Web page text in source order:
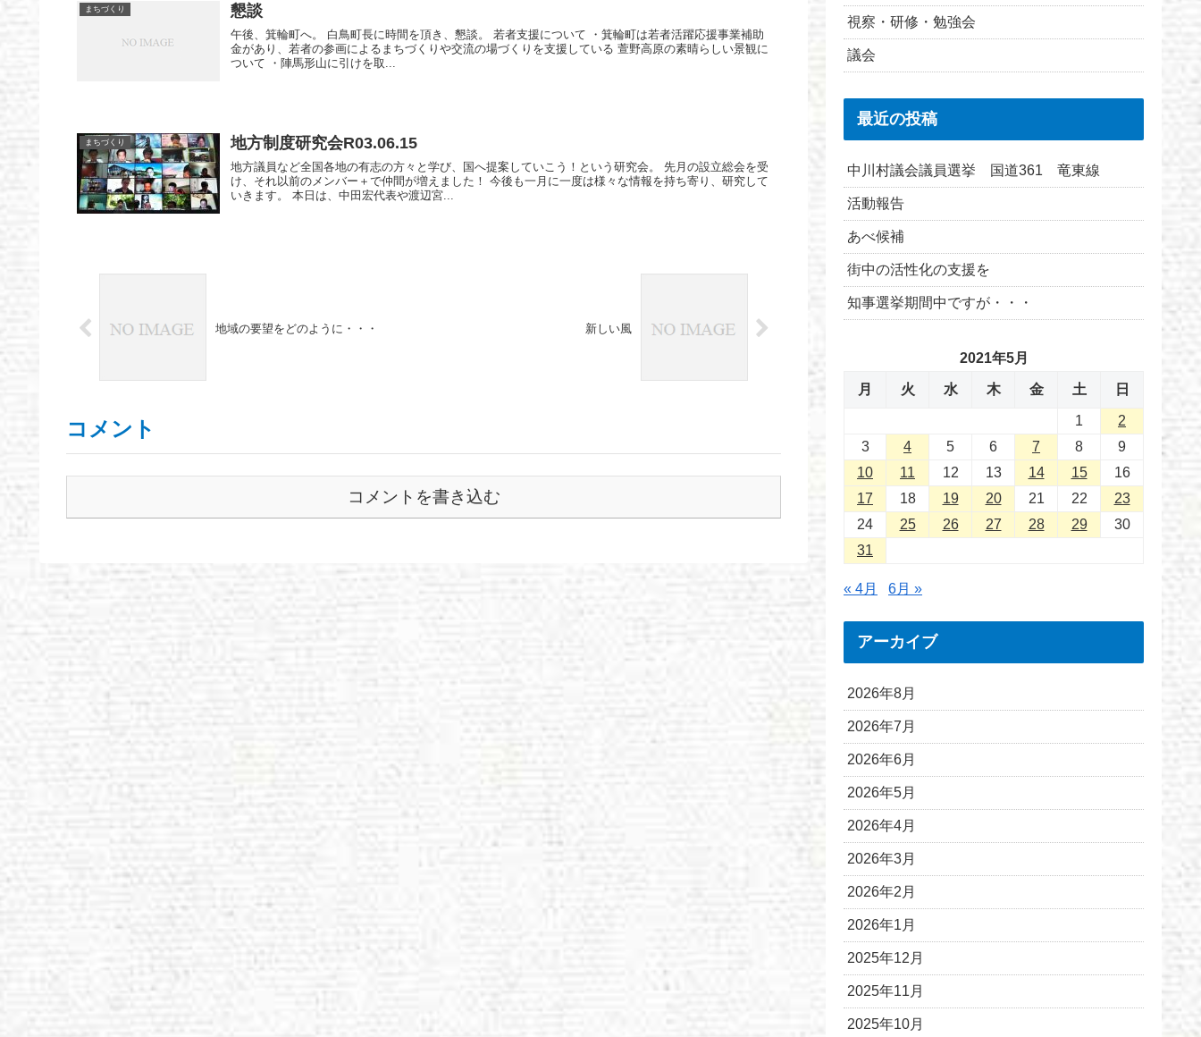
まちづくり 懇談
午後、箕輪町へ。 白鳥町長に時間を頂き、懇談。 若者支援について ・箕輪町は若者活躍応援事業補助
金があり、若者の参画によるまちづくりや交流の場づくりを支援している 萱野高原の素晴らしい景観に
ついて ・陣馬形山に引けを取...
まちづくり 地方制度研究会R03.06.15
地方議員など全国各地の有志の方々と学び、国へ提案していこう！という研究会。 先月の設立総会を受
け、それ以前のメンバー＋で仲間が増えました！ 今後も一月に一度は様々な情報を持ち寄り、研究して
いきます。 本日は、中田宏代表や渡辺宮...
地域の要望をどのように・・・ 新しい風
コメント
コメントを書き込む
視察・研修・勉強会
議会
最近の投稿
中川村議会議員選挙 国道361 竜東線
活動報告
あべ候補
街中の活性化の支援を
知事選挙期間中ですが・・・
2021年5月
月 火 水 木 金 土 日
1
2
3
4 5 6 7 8
9
10
11 12 13 14 15
16
17
18 19 20 21 22
23
24
25 26 27 28 29
30
31
« 4月 6月 »
アーカイブ
2026年8月
2026年7月
2026年6月
2026年5月
2026年4月
2026年3月
2026年2月
2026年1月
2025年12月
2025年11月
2025年10月